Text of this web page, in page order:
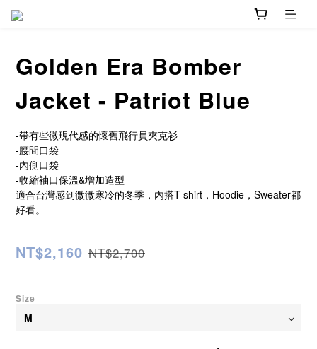
Golden Era Bomber
Jacket - Patriot Blue
-帶有些微現代感的懷舊飛行員夾克衫
-腰間口袋
-內側口袋
-收縮袖口保溫&增加造型
適合台灣感到微微寒冷的冬季，內搭T-shirt，Hoodie，Sweater都
好看。
NT$2,160 NT$2,700
Size